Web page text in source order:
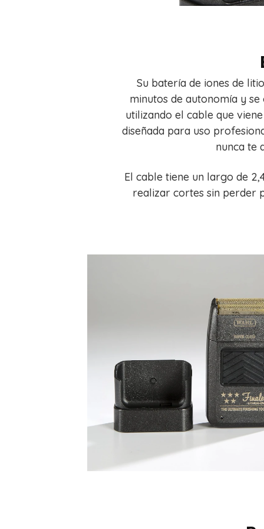
Su batería de iones de
minutos de autonomía y
utilizando el cable que
diseñada para uso
nunca te
El cable tiene un largo de
realizar cortes sin perder